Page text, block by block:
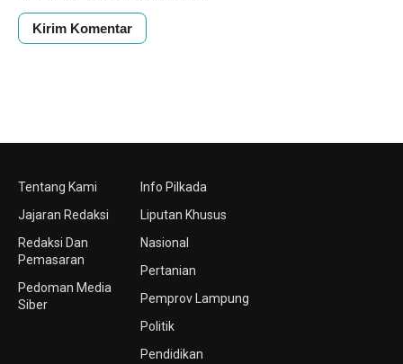
Tentang Kami
Jajaran Redaksi
Redaksi Dan
Pemasaran
Pedoman Media
Siber
Info Pilkada
Liputan Khusus
Nasional
Pertanian
Pemprov Lampung
Politik
Pendidikan